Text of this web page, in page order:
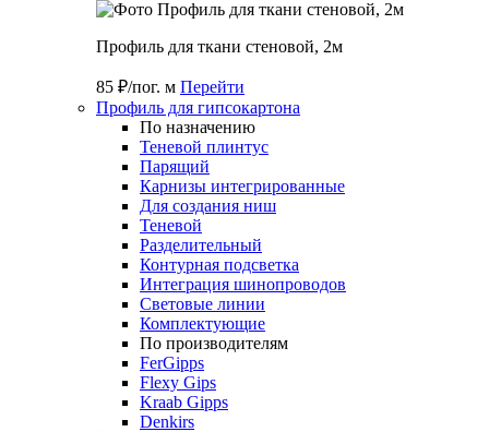
Профиль для ткани стеновой, 2м
85 ₽/пог. м Перейти
Профиль для гипсокартона
По назначению
Теневой плинтус
Парящий
Карнизы интегрированные
Для создания ниш
Теневой
Разделительный
Контурная подсветка
Интеграция шинопроводов
Световые линии
Комплектующие
По производителям
FerGipps
Flexy Gips
Kraab Gipps
Denkirs